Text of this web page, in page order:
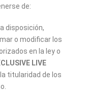
de:
disposición,
o modificar los
en la ley o
LIVE
titularidad de los